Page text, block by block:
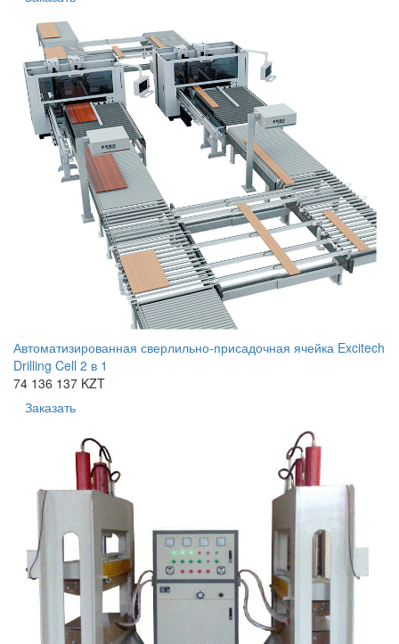
Автоматизированная сверлильно-присадочная ячейка Excitech
Drilling Cell 2 в 1
74 136 137 KZT
Заказать